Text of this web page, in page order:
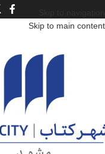
Skip to main content